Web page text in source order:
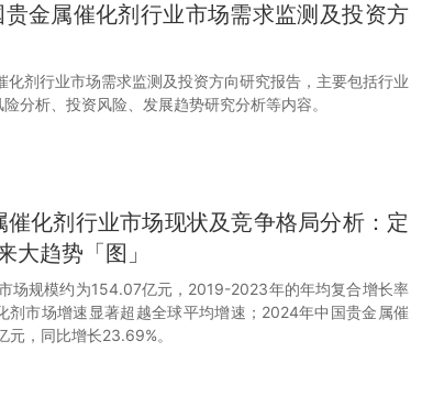
金属催化剂行业市场需求监测及投资方
剂行业市场需求监测及投资方向研究报告，主要包括行业
分析、投资风险、发展趋势研究分析等内容。
化剂行业市场现状及竞争格局分析：定
大趋势「图」
场规模约为154.07亿元，2019-2023年的年均复合增长率
剂市场增速显著超越全球平均增速；2024年中国贵金属催
，同比增长23.69%。